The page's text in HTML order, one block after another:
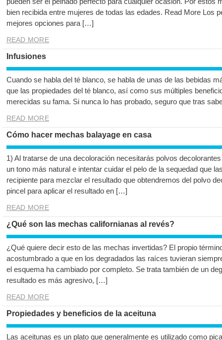
bien recibida entre mujeres de todas las edades. Read More Los
mejores opciones para […]
READ MORE
Infusiones
Cuando se habla del té blanco, se habla de unas de las bebidas
que las propiedades del té blanco, así como sus múltiples
merecidas su fama. Si nunca lo has probado, seguro que tras
READ MORE
Cómo hacer mechas balayage en casa
1) Al tratarse de una decoloración necesitarás polvos
un tono más natural e intentar cuidar el pelo de la sequedad que
recipiente para mezclar el resultado que obtendremos del polvo
pincel para aplicar el resultado en […]
READ MORE
¿Qué son las mechas californianas al revés?
¿Qué quiere decir esto de las mechas invertidas? El propio
acostumbrado a que en los degradados las raíces tuvieran
el esquema ha cambiado por completo. Se trata también de un
resultado es más agresivo, […]
READ MORE
Propiedades y beneficios de la aceituna
Las aceitunas es un plato que generalmente es utilizado como